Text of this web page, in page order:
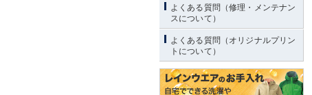
よくある質問（修理・メンテナン
スについて）
よくある質問（オリジナルプリン
トについて）